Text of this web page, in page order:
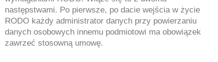
następstwami. Po pierwsze, po dacie wejścia w życie
RODO każdy administrator danych przy powierzaniu
danych osobowych innemu podmiotowi ma obowiązek
zawrzeć stosowną umowę.